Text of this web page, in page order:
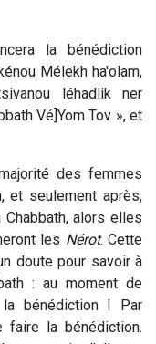
la bénédiction
Mélekh ha'olam,
léhadlik ner
Vé]Yom Tov », et
des femmes
et seulement après,
alors elles
les Nérot. Cette
doute pour savoir à
: au moment de
la bénédiction ! Par
faire la bénédiction.